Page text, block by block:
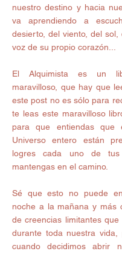
nuestro destino y hacia
va aprendiendo a
desierto, del viento, del
voz de su propio corazón...
El Alquimista es un
maravilloso, que hay que
este post no es sólo para
te leas este maravilloso
para que entiendas
Universo entero están
logres cada uno de
mantengas en el camino.
Sé que esto no puede
noche a la mañana y más
de creencias limitantes
durante toda nuestra vida,
cuando decidimos abrir